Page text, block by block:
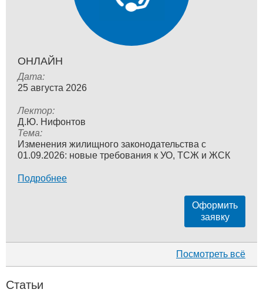
ОНЛАЙН
Дата:
25 августа 2026
Лектор:
Д.Ю. Нифонтов
Тема:
Изменения жилищного законодательства с
01.09.2026: новые требования к УО, ТСЖ и ЖСК
Подробнее
Оформить
заявку
Посмотреть всё
Статьи